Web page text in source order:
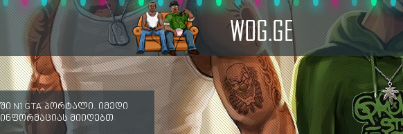
WOG.GE
N1 GTA პორტალი. იმედი
მიიღებთ